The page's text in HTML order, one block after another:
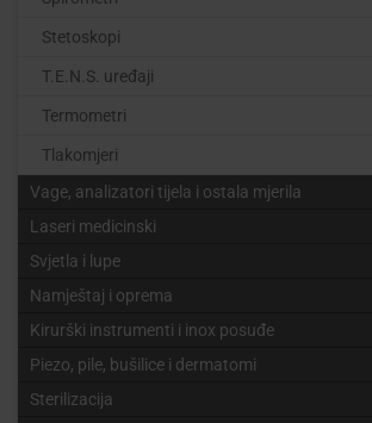
Stetoskopi
T.E.N.S. uređaji
Termometri
Tlakomjeri
Vage, analizatori tijela i ostala mjerila
Laseri medicinski
Svjetla i lupe
Namještaj i oprema
Kirurški instrumenti i inox posuđe
Piezo, pile, bušilice i dermatomi
Sterilizacija